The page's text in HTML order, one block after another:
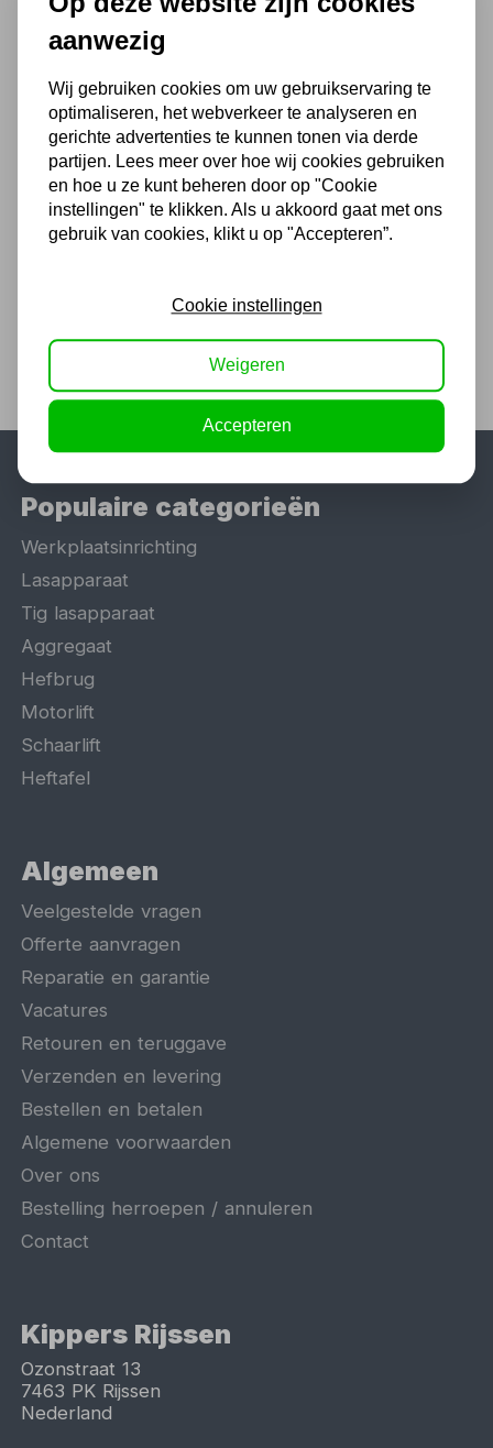
5,00 excl. BTW
Krachtdop 3/4'' 20mm
6,05
Populaire categorieën
Werkplaatsinrichting
Lasapparaat
Tig lasapparaat
Aggregaat
Hefbrug
Motorlift
Schaarlift
Heftafel
Algemeen
Veelgestelde vragen
Offerte aanvragen
Reparatie en garantie
Vacatures
Retouren en teruggave
Verzenden en levering
Bestellen en betalen
Algemene voorwaarden
Over ons
Bestelling herroepen / annuleren
Contact
Kippers Rijssen
Ozonstraat 13
7463 PK Rijssen
Nederland
aanwezig
Wij gebruiken cookies om uw gebruikservaring te
optimaliseren, het webverkeer te analyseren en
gerichte advertenties te kunnen tonen via derde
partijen. Lees meer over hoe wij cookies gebruiken
en hoe u ze kunt beheren door op "Cookie
instellingen" te klikken. Als u akkoord gaat met ons
gebruik van cookies, klikt u op "Accepteren”.
Cookie instellingen
Weigeren
Accepteren